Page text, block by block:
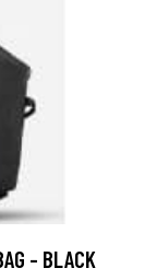
- BLACK